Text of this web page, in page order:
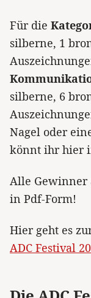
Für die
silberne, 1
silberne, 6
Nagel oder
könnt ihr hier
Alle Gewinner
in Pdf-Form!
Hier geht es
ADC Festival